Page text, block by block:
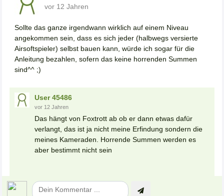
vor 12 Jahren
Sollte das ganze irgendwann wirklich auf einem Niveau
angekommen sein, dass es sich jeder (halbwegs versierte
Airsoftspieler) selbst bauen kann, würde ich sogar für die
Anleitung bezahlen, sofern das keine horrenden Summen
sind^^ ;)
User 45486
vor 12 Jahren
Das hängt von Foxtrott ab ob er dann etwas dafür
verlangt, das ist ja nicht meine Erfindung sondern die
meines Kameraden. Horrende Summen werden es
aber bestimmt nicht sein